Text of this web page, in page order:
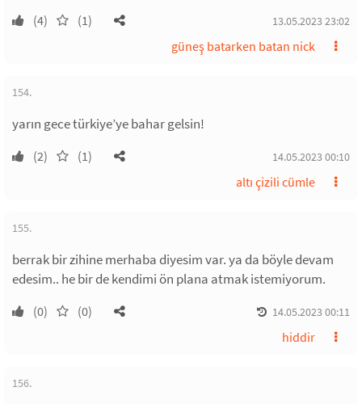
(4) (1) 13.05.2023 23:02
güneş batarken batan nick
154.
yarın gece türkiye’ye bahar gelsin!
(2) (1) 14.05.2023 00:10
altı çizili cümle
155.
berrak bir zihine merhaba diyesim var. ya da böyle devam
edesim.. he bir de kendimi ön plana atmak istemiyorum.
(0) (0) 14.05.2023 00:11
hiddir
156.